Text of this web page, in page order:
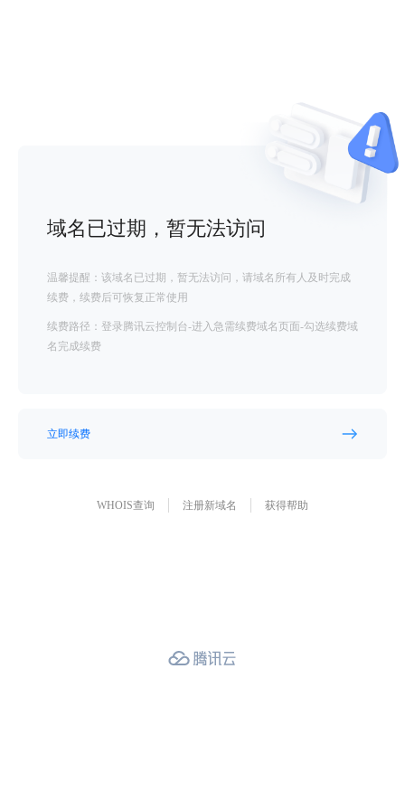
域名已过期，暂无法访问
温馨提醒：该域名已过期，暂无法访问，请域名所有人及时完成
续费，续费后可恢复正常使用
续费路径：登录腾讯云控制台-进入急需续费域名页面-勾选续费域
名完成续费
立即续费
WHOIS查询 注册新域名 获得帮助